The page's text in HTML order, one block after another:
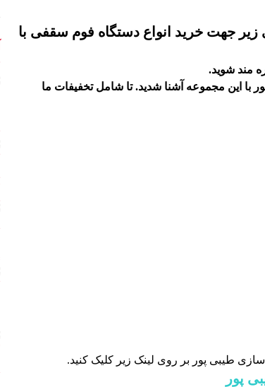
جهت خرید انواع دستگاه فوم سقفی با
مند شوید.
با این مجموعه آشنا شدید. تا شامل تخفیفات ما
طیبی پور بر روی لینک زیر کلیک کنید.
پور